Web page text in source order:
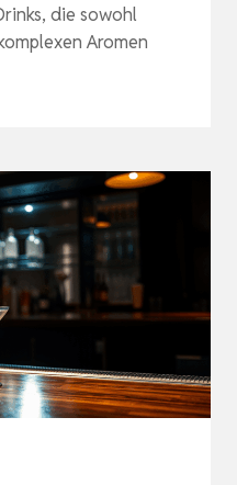
die sowohl
Aromen